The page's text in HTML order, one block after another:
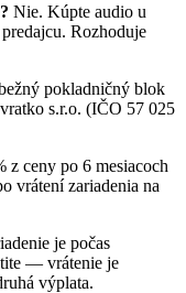
Nie. Kúpte audio u
Rozhoduje
pokladničný blok
s.r.o. (IČO 57 025
z ceny po 6 mesiacoch
vrátení zariadenia na
je počas
— vrátenie je
výplata.